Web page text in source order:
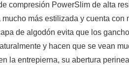
compresión PowerSlim de alta
más estilizada y cuenta
de algodón evita que los
y hacen que se vean
la entrepierna, su abertura